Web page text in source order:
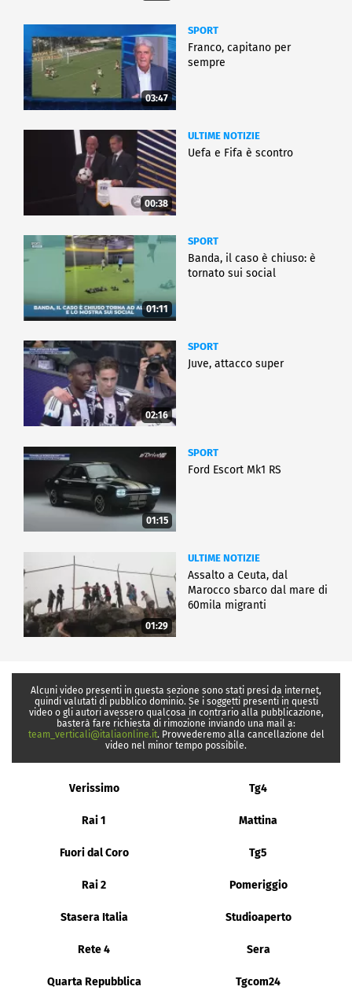
03:47
SPORT
Franco, capitano per
sempre
00:38
ULTIME NOTIZIE
Uefa e Fifa è scontro
01:11
SPORT
Banda, il caso è chiuso: è
tornato sui social
02:16
SPORT
Juve, attacco super
01:15
SPORT
Ford Escort Mk1 RS
01:29
ULTIME NOTIZIE
Assalto a Ceuta, dal
Marocco sbarco dal mare di
60mila migranti
Alcuni video presenti in questa sezione sono stati presi da internet,
quindi valutati di pubblico dominio. Se i soggetti presenti in questi
video o gli autori avessero qualcosa in contrario alla pubblicazione,
basterà fare richiesta di rimozione inviando una mail a:
team_verticali@italiaonline.it. Provvederemo alla cancellazione del
video nel minor tempo possibile.
Verissimo Tg4
Rai 1 Mattina
Fuori dal Coro Tg5
Rai 2 Pomeriggio
Stasera Italia Studioaperto
Rete 4 Sera
Quarta Repubblica Tgcom24